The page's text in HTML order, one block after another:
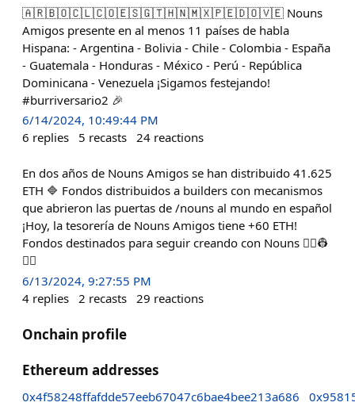
🇦🇷🇧🇴🇨🇱🇨🇴🇪🇸🇬🇹🇭🇳🇲🇽🇵🇪🇩🇴🇻🇪 Nouns
Amigos presente en al menos 11 países de habla
Hispana: - Argentina - Bolivia - Chile - Colombia - España
- Guatemala - Honduras - México - Perú - República
Dominicana - Venezuela ¡Sigamos festejando!
#burriversario2 🎉
6/14/2024, 10:49:44 PM
6 replies 5 recasts 24 reactions
En dos años de Nouns Amigos se han distribuido 41.625
ETH 🔷 Fondos distribuidos a builders con mecanismos
que abrieron las puertas de /nouns al mundo en español
¡Hoy, la tesorería de Nouns Amigos tiene +60 ETH!
Fondos destinados para seguir creando con Nouns 👷‍♀️👷
👷‍♂️
6/13/2024, 9:27:55 PM
4 replies 2 recasts 29 reactions
Onchain profile
Ethereum addresses
0x4f58248ffafdde57eeb67047c6bae4bee213a686